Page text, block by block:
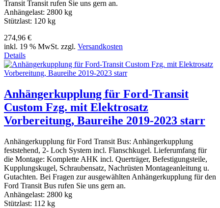
Transit Transit rufen Sie uns gern an.
Anhängelast: 2800 kg
Stützlast: 120 kg
274,96 €
inkl. 19 % MwSt. zzgl. Versandkosten
Details
Anhängerkupplung für Ford-Transit
Custom Fzg. mit Elektrosatz
Vorbereitung, Baureihe 2019-2023 starr
Anhängerkupplung für Ford Transit Bus: Anhängerkupplung
feststehend, 2- Loch System incl. Flanschkugel. Lieferumfang für
die Montage: Komplette AHK incl. Querträger, Befestigungsteile,
Kupplungskugel, Schraubensatz, Nachrüsten Montageanleitung u.
Gutachten. Bei Fragen zur ausgewählten Anhängerkupplung für den
Ford Transit Bus rufen Sie uns gern an.
Anhängelast: 2800 kg
Stützlast: 112 kg